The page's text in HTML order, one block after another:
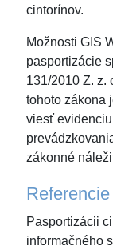
cintorínov.
Možnosti GIS
pasportizácie
131/2010 Z. z.
tohoto zákona
viesť
zákonné
Referencie
Pasportizácii
informačného